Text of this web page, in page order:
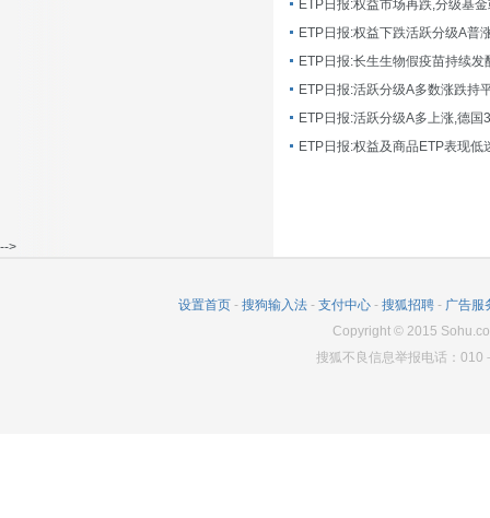
ETP日报:权益市场再跌,分级基
ETP日报:长生生物假疫苗持续发
ETP日报:活跃分级A多数涨跌持
ETP日报:活跃分级A多上涨,德国
-->
设置首页 - 搜狗输入法 - 支付中心 - 搜狐招聘 - 广告服
Copyright© 2015
搜狐不良信息举报电话：010